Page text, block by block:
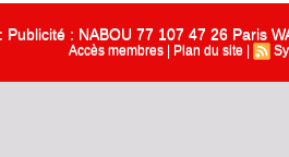
Publicité : NABOU 77 107 47 26 Paris
Accès membres Plan du site